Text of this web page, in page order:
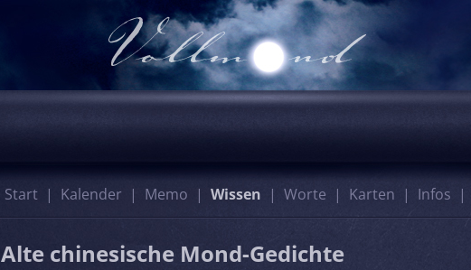
Start Kalender Memo Wissen Worte Karten Infos
Alte chinesische Mond-Gedichte